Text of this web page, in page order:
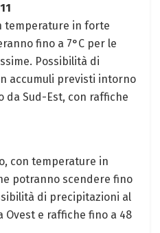
temperature in forte
fino a 7°C per le
Possibilità di
accumuli previsti intorno
da Sud-Est, con raffiche
con temperature in
potranno scendere fino
di precipitazioni al
Ovest e raffiche fino a 48